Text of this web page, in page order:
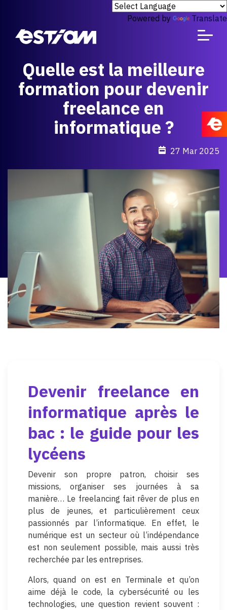
Powered by Translate
Quelle est la meilleure
formation pour devenir
freelance en
informatique ?
27 Mar 2025
Devenir freelance en
informatique après le
bac : le guide pour les
lycéens
Devenir son propre patron, choisir ses
missions, organiser ses journées à sa
manière… Le freelancing fait rêver de plus en
plus de jeunes, et particulièrement ceux
passionnés par l’informatique. En effet, le
numérique est un secteur où l’indépendance
est non seulement possible, mais aussi très
recherchée par les entreprises.
Alors, quand on est en Terminale et qu’on
aime déjà le code, la cybersécurité ou les
technologies, une question revient souvent :